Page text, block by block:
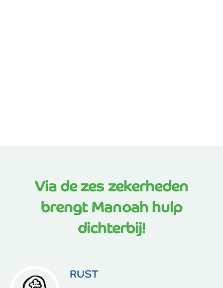
Via de zes zekerheden
brengt Manoah hulp
dichterbij!
RUST